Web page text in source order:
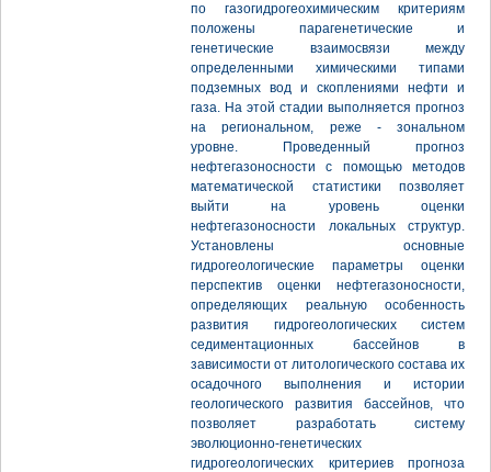
по газогидрогеохимическим критериям
положены парагенетические и
генетические взаимосвязи между
определенными химическими типами
подземных вод и скоплениями нефти и
газа. На этой стадии выполняется прогноз
на региональном, реже - зональном
уровне. Проведенный прогноз
нефтегазоносности с помощью методов
математической статистики позволяет
выйти на уровень оценки
нефтегазоносности локальных структур.
Установлены основные
гидрогеологические параметры оценки
перспектив оценки нефтегазоносности,
определяющих реальную особенность
развития гидрогеологических систем
седиментационных бассейнов в
зависимости от литологического состава их
осадочного выполнения и истории
геологического развития бассейнов, что
позволяет разработать систему
эволюционно-генетических
гидрогеологических критериев прогноза